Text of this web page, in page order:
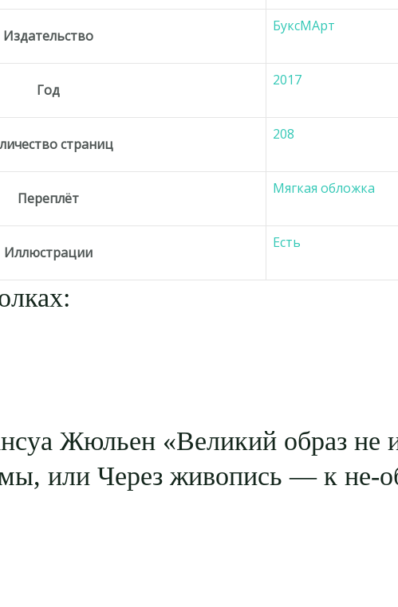
Издательство
БуксМАрт
Год
2017
страниц
208
Переплёт
Мягкая обложка
Иллюстрации
Есть
Жюльен «Великий образ не
или Через живопись — к не-